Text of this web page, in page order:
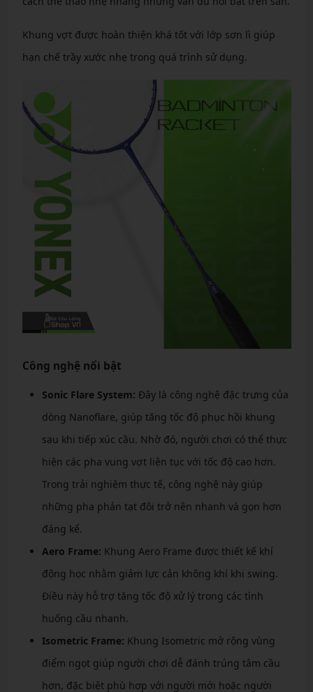
Khung vợt được hoàn thiện khá tốt với lớp sơn lì giúp
hạn chế trầy xước nhẹ trong quá trình sử dụng.
Công nghệ nổi bật
Sonic Flare System: Đây là công nghệ đặc trưng của
dòng Nanoflare, giúp tăng tốc độ phục hồi khung
sau khi tiếp xúc cầu. Nhờ đó, người chơi có thể thực
hiện các pha vung vợt liên tục với tốc độ cao hơn.
Trong trải nghiệm thực tế, công nghệ này giúp
những pha phản tạt đôi trở nên nhanh và gọn hơn
đáng kể.
Aero Frame: Khung Aero Frame được thiết kế khí
động học nhằm giảm lực cản không khí khi swing.
Điều này hỗ trợ tăng tốc độ xử lý trong các tình
huống cầu nhanh.
Isometric Frame: Khung Isometric mở rộng vùng
điểm ngọt giúp người chơi dễ đánh trúng tâm cầu
hơn, đặc biệt phù hợp với người mới hoặc người